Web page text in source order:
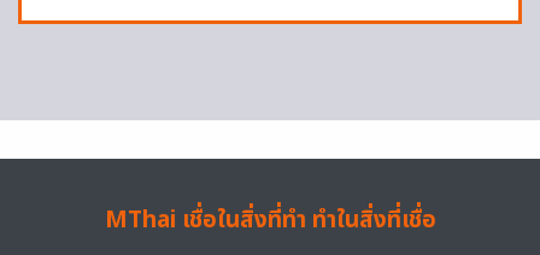
MThai เชื่อในสิ่งที่ทำ ทำในสิ่งที่เชื่อ